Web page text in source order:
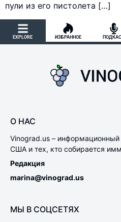
пули из его пистолета […]
EXPLORE ИЗБРАННОЕ
О НАС
Vinograd.us –
США и тех, кто собирается
Редакция
marina@vinograd.us
МЫ В СОЦСЕТЯХ